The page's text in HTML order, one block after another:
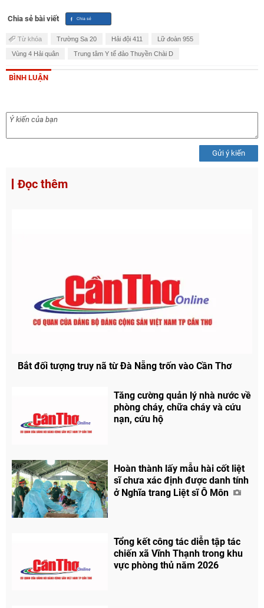
Chia sẻ bài viết
Từ khóa Trường Sa 20 Hải đội 411 Lữ đoàn 955
Vùng 4 Hải quân Trung tâm Y tế đảo Thuyền Chài D
BÌNH LUẬN
Gửi ý kiến
Đọc thêm
Bắt đối tượng truy nã từ Đà Nẵng trốn vào Cần Thơ
Tăng cường quản lý nhà nước về
phòng cháy, chữa cháy và cứu
nạn, cứu hộ
Hoàn thành lấy mẫu hài cốt liệt
sĩ chưa xác định được danh tính
ở Nghĩa trang Liệt sĩ Ô Môn
Tổng kết công tác diễn tập tác
chiến xã Vĩnh Thạnh trong khu
vực phòng thủ năm 2026